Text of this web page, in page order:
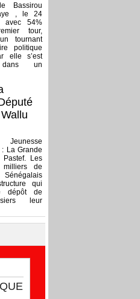
Bassirou
, le 24
avec 54%
tour,
tournant
politique
elle s’est
dans un
La Grande
Pastef. Les
de
qui
dépôt de
leur